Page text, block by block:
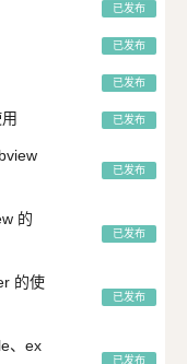
已发布
已发布
已发布
已发布
已发布
的
已发布
的使
已发布
、ex
已发布